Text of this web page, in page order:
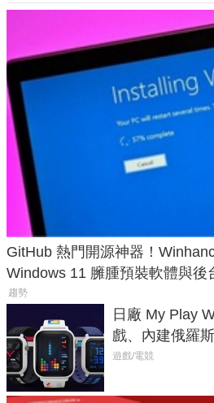
GitHub 熱門開源神器！
Windows 11 臃腫預裝軟體與後
趨勢
日廠 My Play
戲、內建俄羅
不過竟然不能連
遊戲/電競